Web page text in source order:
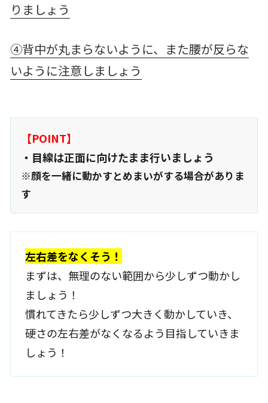
りましょう
④背中が丸まらないように、また腰が反らな
いように注意しましょう
【POINT】
・目線は正面に向けたまま行いましょう
※顔を一緒に動かすとめまいがする場合がありま
す
左右差をなくそう！
まずは、無理のない範囲から少しずつ動かし
ましょう！
慣れてきたら少しずつ大きく動かしていき、
硬さの左右差がなくなるよう目指していきま
しょう！